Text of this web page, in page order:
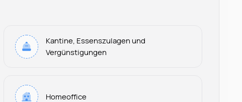
Kantine, Essenszulagen und
Vergünstigungen
Homeoffice